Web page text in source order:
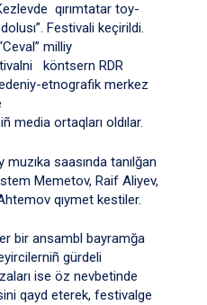
qırımtatar toy-
Festivali keçirildi.
milliy
köntsern RDR
etnografik merkez
media ortaqları oldılar.
muzıka saasında tanılğan
Memetov, Raif Aliyev,
qıymet kestiler.
bir ansambl bayramğa
gürdeli
ise öz nevbetinde
qayd eterek, festivalge